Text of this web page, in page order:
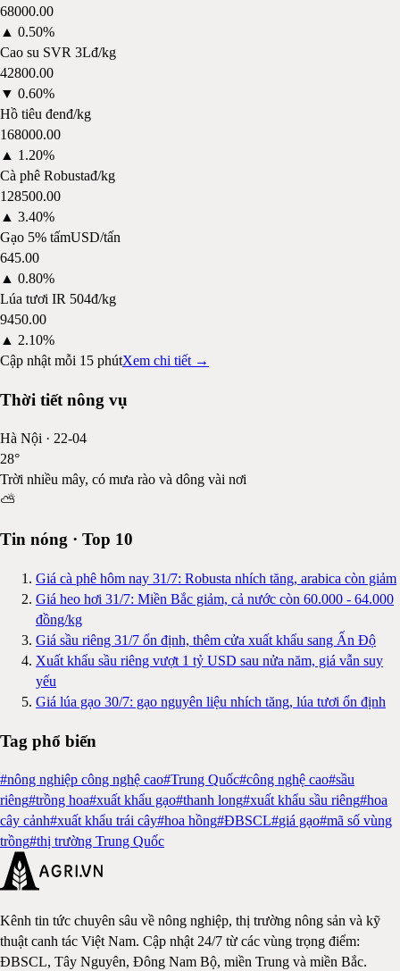
68000.00
▲ 0.50%
Cao su SVR 3Lđ/kg
42800.00
▼ 0.60%
Hồ tiêu đenđ/kg
168000.00
▲ 1.20%
Cà phê Robustađ/kg
128500.00
▲ 3.40%
Gạo 5% tấmUSD/tấn
645.00
▲ 0.80%
Lúa tươi IR 504đ/kg
9450.00
▲ 2.10%
Cập nhật mỗi 15 phútXem chi tiết →
Thời tiết nông vụ
Hà Nội · 22-04
28°
Trời nhiều mây, có mưa rào và dông vài nơi
⛅
Tin nóng · Top 10
Giá cà phê hôm nay 31/7: Robusta nhích tăng, arabica còn giảm
Giá heo hơi 31/7: Miền Bắc giảm, cả nước còn 60.000 - 64.000
đồng/kg
Giá sầu riêng 31/7 ổn định, thêm cửa xuất khẩu sang Ấn Độ
Xuất khẩu sầu riêng vượt 1 tỷ USD sau nửa năm, giá vẫn suy
yếu
Giá lúa gạo 30/7: gạo nguyên liệu nhích tăng, lúa tươi ổn định
Tag phổ biến
#nông nghiệp công nghệ cao#Trung Quốc#công nghệ cao#sầu
riêng#trồng hoa#xuất khẩu gạo#thanh long#xuất khẩu sầu riêng#hoa
cây cảnh#xuất khẩu trái cây#hoa hồng#ĐBSCL#giá gạo#mã số vùng
trồng#thị trường Trung Quốc
Kênh tin tức chuyên sâu về nông nghiệp, thị trường nông sản và kỹ
thuật canh tác Việt Nam. Cập nhật 24/7 từ các vùng trọng điểm:
ĐBSCL, Tây Nguyên, Đông Nam Bộ, miền Trung và miền Bắc.